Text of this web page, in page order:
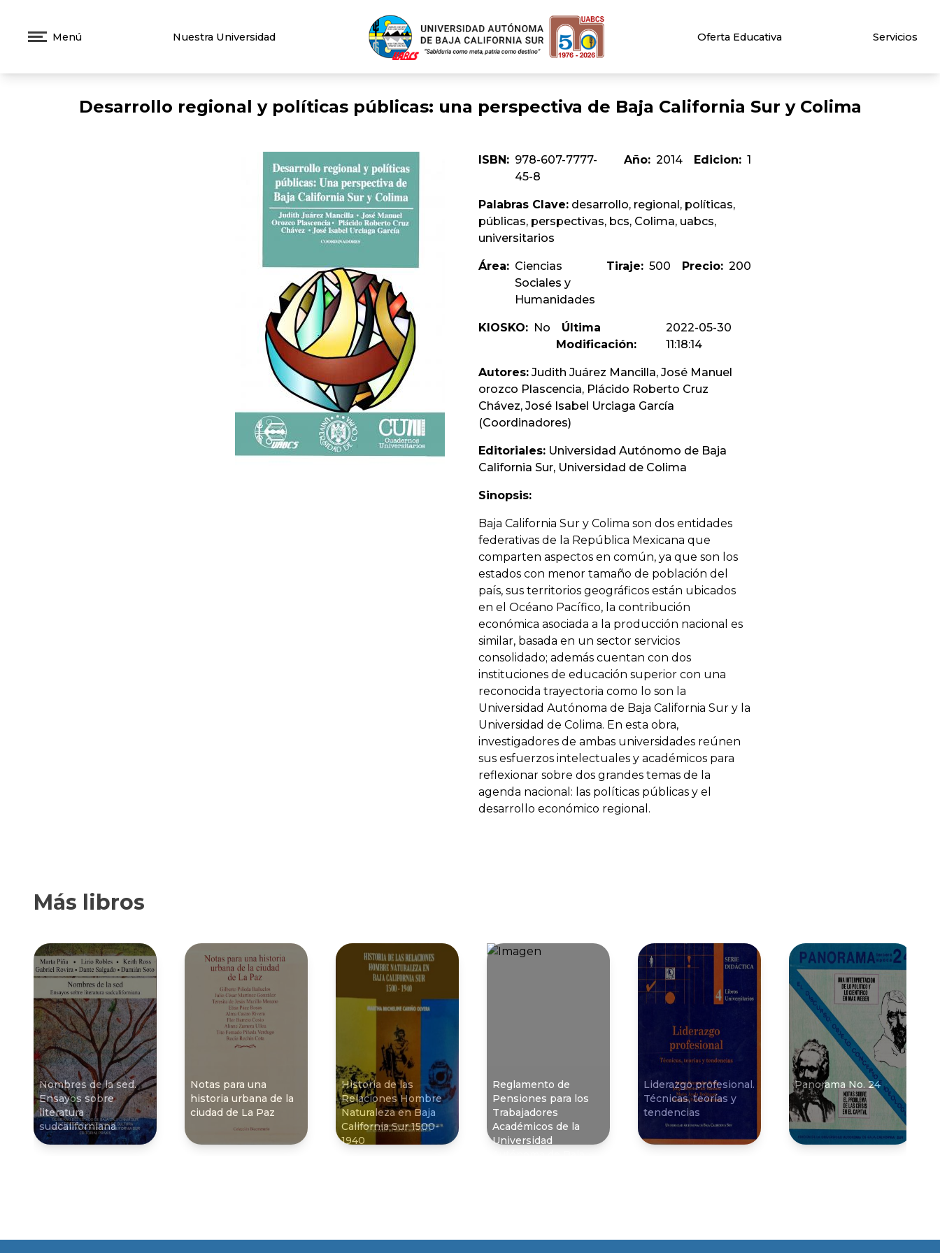
Menú Nuestra Universidad Oferta Educativa Servicios
Desarrollo regional y polí­ticas públicas: una perspectiva de Baja California Sur y Colima
ISBN: 978-607-7777-
45-8
Año: 2014 Edicion: 1
Palabras Clave: desarrollo, regional, polí­ticas,
públicas, perspectivas, bcs, Colima, uabcs,
universitarios
Área: Ciencias
Sociales y
Humanidades
Tiraje: 500 Precio: 200
KIOSKO: No
Última
Modificación:
2022-05-30
11:18:14
Autores: Judith Juárez Mancilla, José Manuel
orozco Plascencia, Plácido Roberto Cruz
Chávez, José Isabel Urciaga Garcí­a
(Coordinadores)
Editoriales: Universidad Autónomo de Baja
California Sur, Universidad de Colima
Sinopsis:
Baja California Sur y Colima son dos entidades
federativas de la República Mexicana que
comparten aspectos en común, ya que son los
estados con menor tamaño de población del
país, sus territorios geográficos están ubicados
en el Océano Pacífico, la contribución
económica asociada a la producción nacional es
similar, basada en un sector servicios
consolidado; además cuentan con dos
instituciones de educación superior con una
reconocida trayectoria como lo son la
Universidad Autónoma de Baja California Sur y la
Universidad de Colima. En esta obra,
investigadores de ambas universidades reúnen
sus esfuerzos intelectuales y académicos para
reflexionar sobre dos grandes temas de la
agenda nacional: las políticas públicas y el
desarrollo económico regional.
Más libros
Nombres de la sed.
Ensayos sobre
literatura
sudcaliforniana
Notas para una
historia urbana de la
ciudad de La Paz
Historia de las
Relaciones Hombre
Naturaleza en Baja
California Sur 1500-
1940
Reglamento de
Pensiones para los
Trabajadores
Académicos de la
Universidad
Liderazgo profesional.
Técnicas, teorí­as y
tendencias
Panorama No. 24